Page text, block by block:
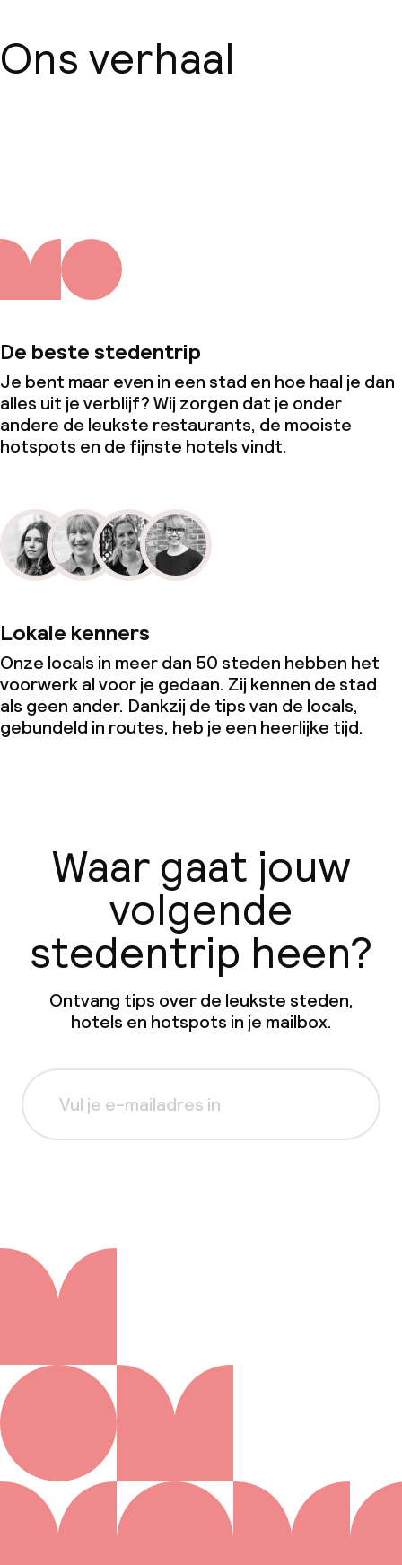
Ons verhaal
De beste stedentrip
Je bent maar even in een stad en hoe haal je dan
alles uit je verblijf? Wij zorgen dat je onder
andere de leukste restaurants, de mooiste
hotspots en de fijnste hotels vindt.
Lokale kenners
Onze locals in meer dan 50 steden hebben het
voorwerk al voor je gedaan. Zij kennen de stad
als geen ander. Dankzij de tips van de locals,
gebundeld in routes, heb je een heerlijke tijd.
Waar gaat jouw
volgende
stedentrip heen?
Ontvang tips over de leukste steden,
hotels en hotspots in je mailbox.